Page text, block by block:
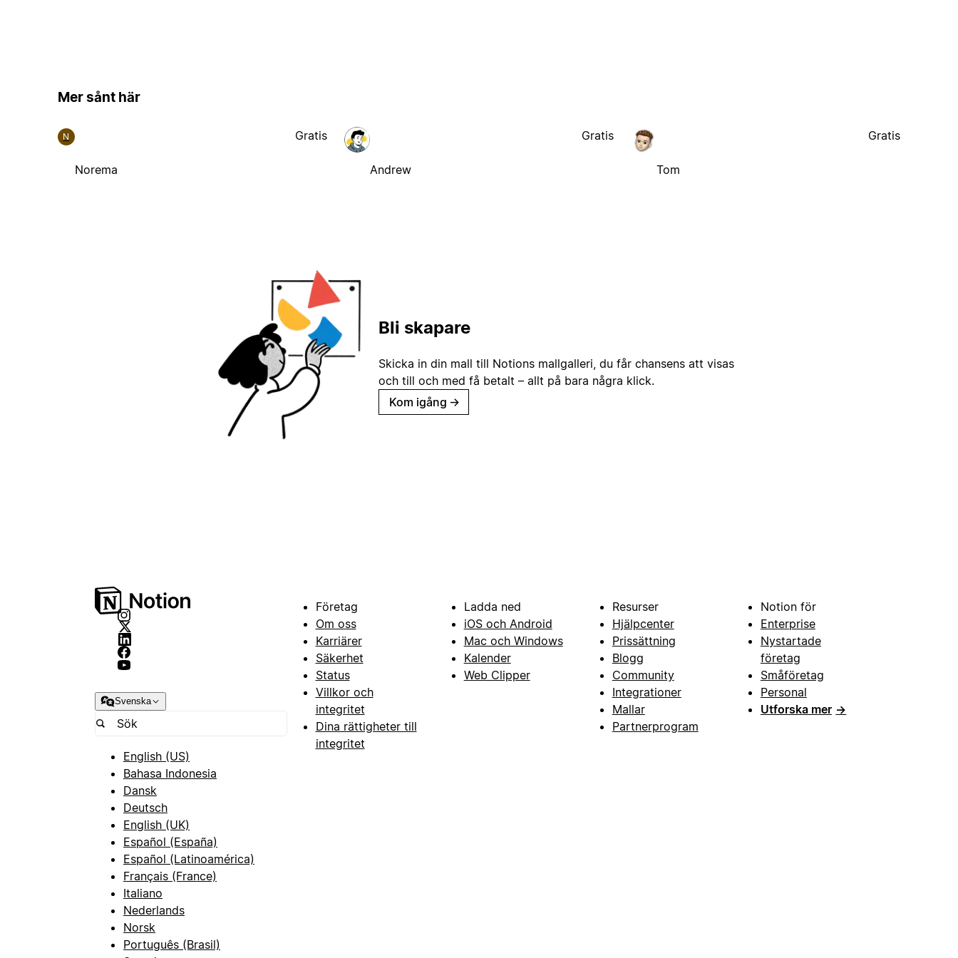
Mer sånt här
N
Norema
Gratis
Andrew
Gratis
Tom
Gratis
Bli skapare
Skicka in din mall till Notions mallgalleri, du får chansens att visas
och till och med få betalt – allt på bara några klick.
Kom igång →
Svenska
English (US)
Bahasa Indonesia
Dansk
Deutsch
English (UK)
Español (España)
Español (Latinoamérica)
Français (France)
Italiano
Nederlands
Norsk
Português (Brasil)
Företag
Om oss
Karriärer
Säkerhet
Status
Villkor och
integritet
Dina rättigheter till
integritet
Ladda ned
iOS och Android
Mac och Windows
Kalender
Web Clipper
Resurser
Hjälpcenter
Prissättning
Blogg
Community
Integrationer
Mallar
Partnerprogram
Notion för
Enterprise
Nystartade
företag
Småföretag
Personal
Utforska mer →